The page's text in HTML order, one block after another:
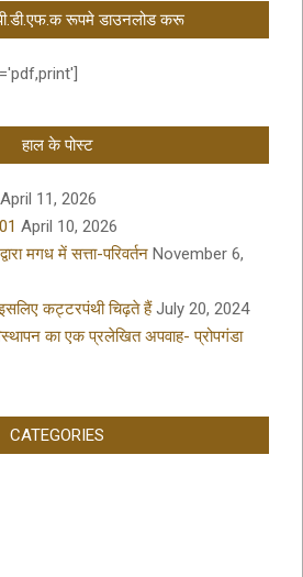
रूपमे डाउनलोड करू
हाल के पोस्ट
April 11, 2026
April 10, 2026
मगध में सत्ता-परिवर्तन November 6,
कट्टरपंथी चिढ़ते हैं July 20, 2024
का एक प्रलेखित अपवाह- प्रोपगंडा
CATEGORIES